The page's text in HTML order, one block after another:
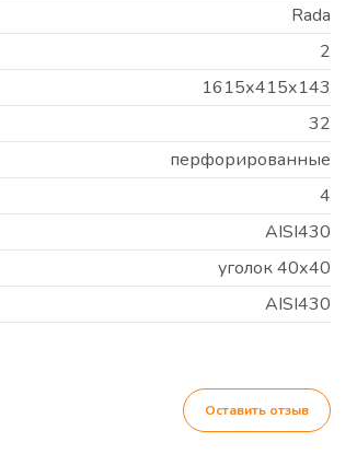
Rada
2
1615х415х143
32
перфорированные
4
AISI430
уголок 40х40
AISI430
Оставить отзыв